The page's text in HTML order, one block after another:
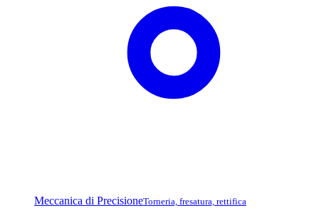
Meccanica di PrecisioneTorneria, fresatura, rettifica